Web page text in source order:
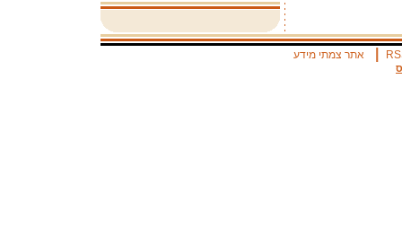
אתר צמתי מידע